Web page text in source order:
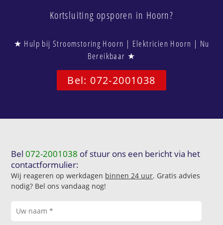
Kortsluiting opsporen in Hoorn?
★ Hulp bij Stroomstoring Hoorn | Elektricien Hoorn | Nu
Bereikbaar ★
Bel: 072-2001038
Bel072-2001038 of stuur ons een bericht via het
contactformulier:
Wij reageren op werkdagen binnen 24 uur. Gratis advies
nodig? Bel ons vandaag nog!